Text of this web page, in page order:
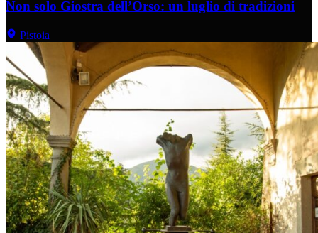
Non solo Giostra dell’Orso: un luglio di tradizioni
Pistoia